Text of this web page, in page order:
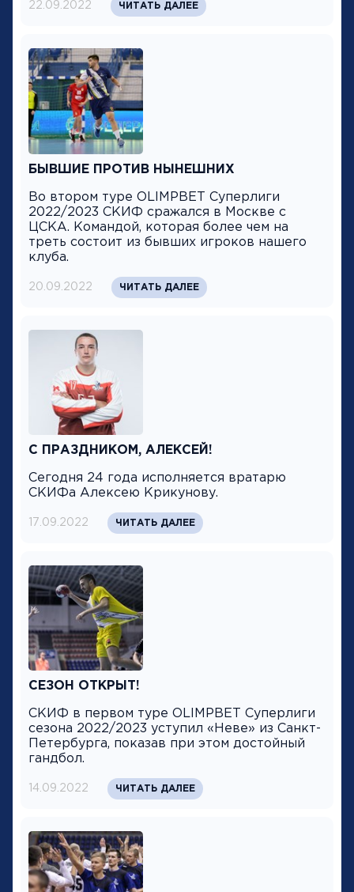
22.09.2022 ЧИТАТЬ ДАЛЕЕ
БЫВШИЕ ПРОТИВ НЫНЕШНИХ
Во втором туре OLIMPBET Суперлиги
2022/2023 СКИФ сражался в Москве с
ЦСКА. Командой, которая более чем на
треть состоит из бывших игроков нашего
клуба.
20.09.2022 ЧИТАТЬ ДАЛЕЕ
С ПРАЗДНИКОМ, АЛЕКСЕЙ!
Сегодня 24 года исполняется вратарю
СКИФа Алексею Крикунову.
17.09.2022 ЧИТАТЬ ДАЛЕЕ
СЕЗОН ОТКРЫТ!
СКИФ в первом туре OLIMPBET Суперлиги
сезона 2022/2023 уступил «Неве» из Санкт-
Петербурга, показав при этом достойный
гандбол.
14.09.2022 ЧИТАТЬ ДАЛЕЕ